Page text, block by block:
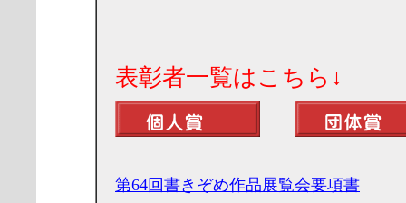
表彰者一覧はこちら↓
第64回書きぞめ作品展覧会要項書